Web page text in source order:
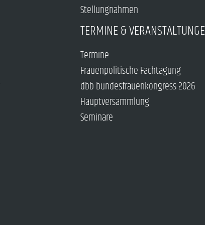
Stellungnahmen
TERMINE &
Termine
Frauenpolitische Fachtagung
dbb bundesfrauenkongress 2026
Hauptversammlung
Seminare